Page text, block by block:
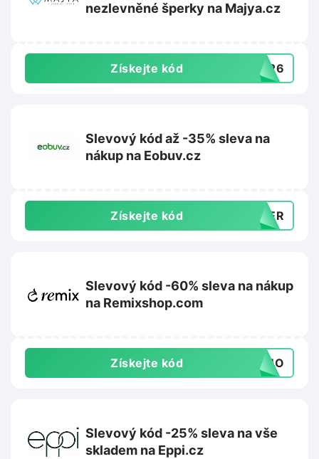
nezlevněné šperky na Majya.cz
Získejte kód 7326
Slevový kód až -35% sleva na
nákup na Eobuv.cz
Získejte kód MMER
Slevový kód -60% sleva na nákup
na Remixshop.com
Získejte kód FOMO
Slevový kód -25% sleva na vše
skladem na Eppi.cz